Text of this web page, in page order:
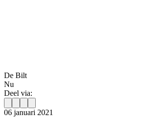
De Bilt
Nu
Deel via:
06 januari 2021